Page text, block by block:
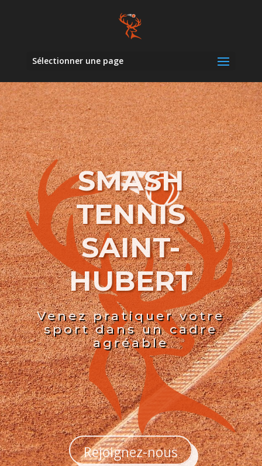
Sélectionner une page
SMASH
TENNIS
SAINT-
HUBERT
Venez pratiquer votre
sport dans un cadre
agréable
Rejoignez-nous